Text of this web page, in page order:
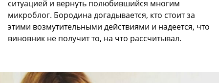
ситуацией и вернуть полюбившийся многим
микроблог. Бородина догадывается, кто стоит за
этими возмутительными действиями и надеется, что
виновник не получит то, на что рассчитывал.